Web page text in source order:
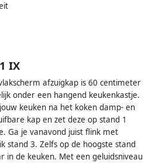
IX
afzuigkap is 60 centimeter
onder een hangend keukenkastje.
keuken na het koken damp- en
kap en zet deze op stand 1
Ga je vanavond juist flink met
stand 3. Zelfs op de hoogste stand
in de keuken. Met een geluidsniveau